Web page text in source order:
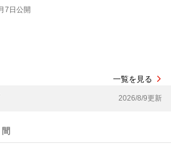
7日公開
一覧を見る
2026/8/9更新
間